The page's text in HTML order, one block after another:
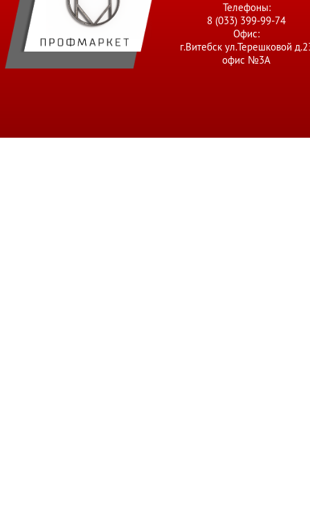
Телефоны:
8 (033) 399-99-74
Офис:
г.Витебск ул.Терешковой
офис №3А